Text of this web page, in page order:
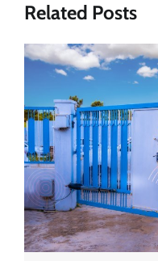
Related Posts